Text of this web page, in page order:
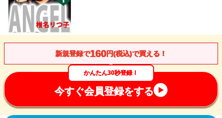
新規登録で160円(税込)で買える！
かんたん30秒登録！
今すぐ会員登録をする